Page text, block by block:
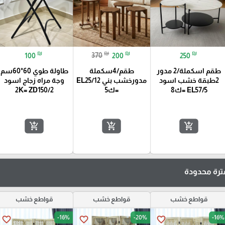
250 ₪
طقم اسكملة/2 مدور
2طبقة خشب اسود
EL57/5 =ك8
add_shopping_cart
370 ₪ 200 ₪
طقم/4سكملة
مدورخشب بني EL25/12
=ك5
add_shopping_cart
100 ₪
طاولة طوي 60*60سم
وجة مراه زجاج اسود
2K= ZD150/2
add_shopping_cart
محدودة
قواطع خشب
favorite_border -16%
قواطع خشب
favorite_border -20%
قواطع خشب
favorite_border -16%